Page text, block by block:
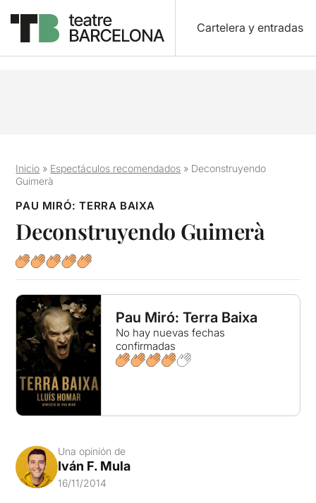
Cartelera y entradas
Inicio » Espectáculos recomendados » Deconstruyendo
Guimerà
PAU MIRÓ: TERRA BAIXA
Deconstruyendo Guimerà
Pau Miró: Terra Baixa
No hay nuevas fechas
confirmadas
Una opinión de
Iván F. Mula
16/11/2014